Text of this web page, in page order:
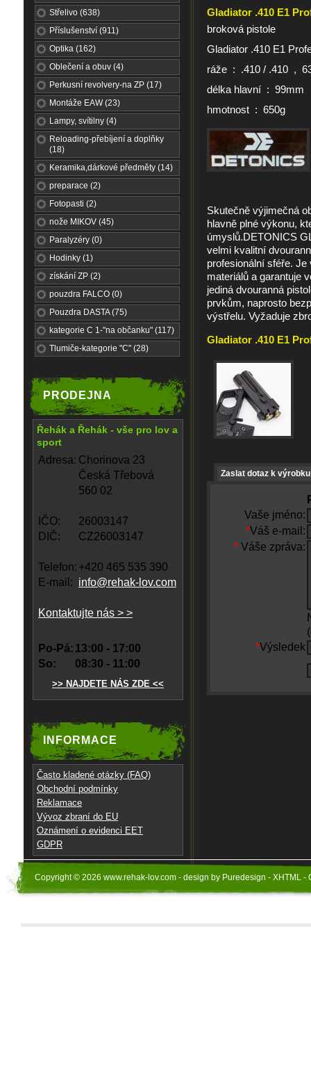
Střelivo (638)
Příslušenství (911)
Optika (162)
Oblečení a obuv (4)
Perkusní revolvery-na ZP (17)
Montáže EAW (23)
Lampy, svítilny (4)
Reloading-přebíjení a doplňky
(18)
Keramika,dárkové předměty (14)
preparace (2)
Fotopasti (2)
nože MIKOV (45)
Paralyzéry (0)
Hodinky (1)
získání ZP (2)
pouzdra FALCO (0)
Pouzdra DASTA (75)
kategorie C 1-"na občanku" (117)
Tlumiče-kategorie "C" (28)
PRODEJNA
Řehák a Řehák - vše pro lov a
sport
Adresa: Chorinova 23
Česká Třebová
560 02
IČO:
26003147
DIČ:
CZ26003147
Telefon: +420 465 535 390
E-mail: info@rehak-lov.com
Kontaktujte nás > >
Po-Pá: 13:00 - 17:00
So:
08:30 - 11:00
>> NAJDETE NÁS ZDE <<
INFORMACE
Často kladené otázky (FAQ)
Obchodní podmínky
Reklamace
Vývoz zbraní do EU
Oznámení o evidenci EET
GDPR
Gladiator .410 E1
broková pistole
Gladiator .410 E1
ráže : .410 / .410 ,
délka hlavní : 99mm
hmotnost : 650g
Skutečně výjimečná
hlavně plné výkonu,
úmyslů.DETONICS
velmi kvalitní
profesionální sféře.
materiálů a garantuje
jediná dvouranná
prvkům, naprosto
výstřelu. Vyžaduje
Gladiator .410 E1
Zaslat dotaz k výrobku
Vaše jméno:
*Váš e-mail:
* Váše zpráva:
*Výsledek
Copyright © 2026 www.rehak-lov.com - design by Puredesign - XHTML -